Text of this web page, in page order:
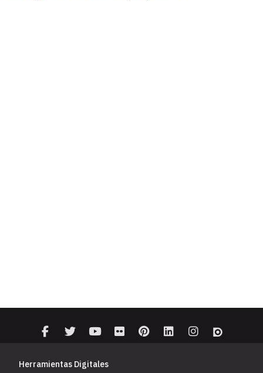
Herramientas Digitales